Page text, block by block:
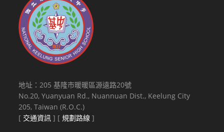
地址：205 基隆市暖暖區源遠路20號
No.20, Yuanyuan Rd., Nuannuan Dist., Keelung City
205, Taiwan (R.O.C.)
[ 交通資訊 ] [規劃路線 ]